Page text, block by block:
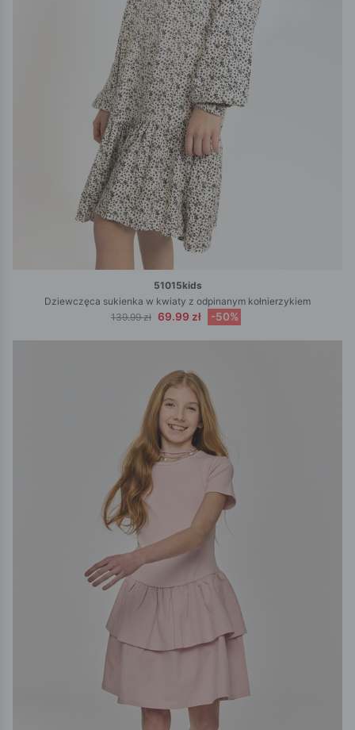
51015kids
Dziewczęca sukienka w kwiaty z odpinanym kołnierzykiem
139.99 zł 69.99 zł -50%